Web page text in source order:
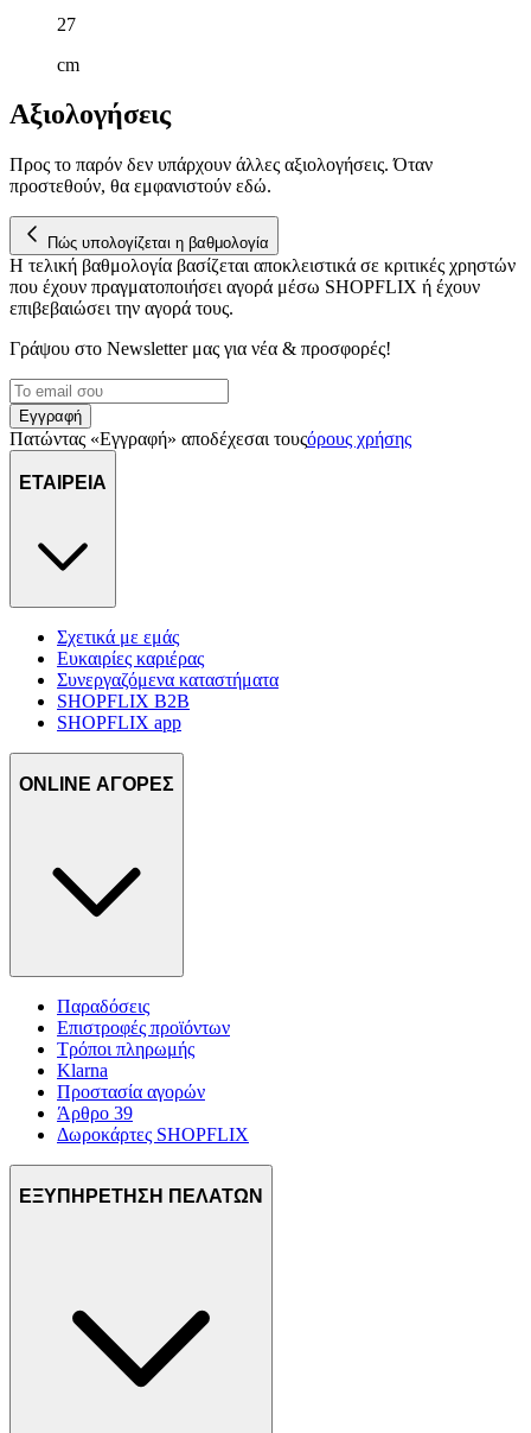
αναλύουμε την κυκλοφορία μας. Εμείς και οι 1022 συνεργάτες
διεύθυνση IP σας, χρησιμοποιώντας τεχνολογία όπως cookies
στη συσκευή σας, με σκοπό την προβολή εξατομικευμένων
διαφημίσεων και περιεχομένου, τις μετρήσεις σχετικά με
διαφημίσεις και περιεχόμενο, την καλύτερη εικόνα του κοινού
μας και την ανάπτυξη προϊόντων. Επίσης, κοινοποιούμε
τοποθεσίας μας στους συνεργάτες μέσων κοινωνικής
δικτύωσης, διαφημίσεων και ανάλυσης.
27
cm
Αξιολογήσεις
Προς το παρόν δεν υπάρχουν άλλες αξιολογήσεις. Όταν
προστεθούν, θα εμφανιστούν εδώ.
Πώς υπολογίζεται η βαθμολογία
Η τελική βαθμολογία βασίζεται αποκλειστικά σε κριτικές χρηστών
που έχουν πραγματοποιήσει αγορά μέσω SHOPFLIX ή έχουν
επιβεβαιώσει την αγορά τους.
Γράψου στο Νewsletter μας για νέα & προσφορές!
Εγγραφή
Πατώντας «Εγγραφή» αποδέχεσαι τουςόρους χρήσης
ΕΤΑΙΡΕΙΑ
Σχετικά με εμάς
Ευκαιρίες καριέρας
Συνεργαζόμενα καταστήματα
SHOPFLIX B2B
SHOPFLIX app
ONLINE ΑΓΟΡΕΣ
Παραδόσεις
Επιστροφές προϊόντων
Τρόποι πληρωμής
Klarna
Προστασία αγορών
Άρθρο 39
Δωροκάρτες SHOPFLIX
ΕΞΥΠΗΡΕΤΗΣΗ ΠΕΛΑΤΩΝ